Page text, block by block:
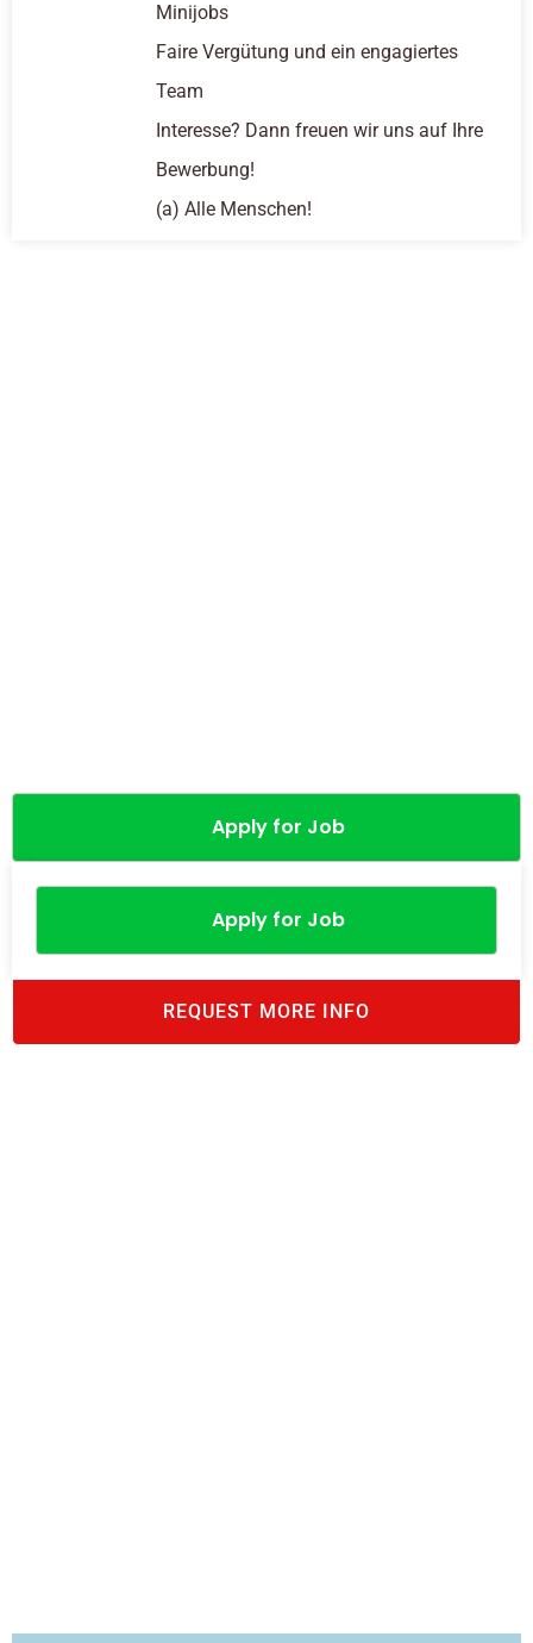
Minijobs
Faire Vergütung und ein engagiertes
Team
Interesse? Dann freuen wir uns auf Ihre
Bewerbung!
(a) Alle Menschen!
Apply for Job
Apply for Job
REQUEST MORE INFO